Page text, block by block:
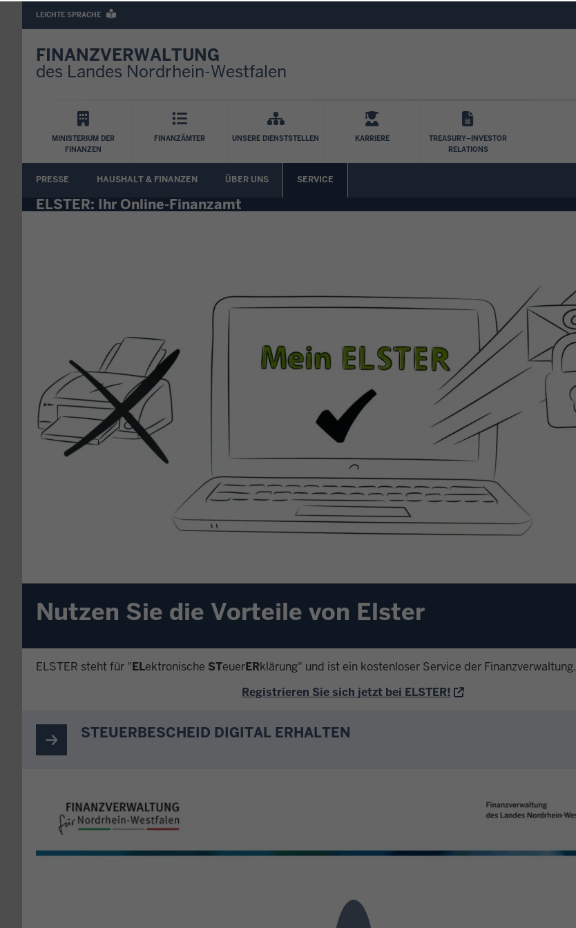
Sprachen
LEICHTE SPRACHE
FINANZVERWALTUNG
des Landes Nordrhein-Westfalen
Hauptnavigation
MINISTERIUM DER
FINANZEN
FINANZÄMTER UNSERE DIENSTSTELLEN KARRIERE
TREASURY–INVESTOR
RELATIONS
PRESSE HAUSHALT & FINANZEN ÜBER UNS SERVICE
ELSTER: Ihr Online-Finanzamt
Nutzen Sie die Vorteile von Elster
ELSTER steht für "ELektronische STeuerERklärung" und ist ein kostenloser Service der Finanzverwaltung.
Registrieren Sie sich jetzt bei ELSTER!
STEUERBESCHEID DIGITAL ERHALTEN